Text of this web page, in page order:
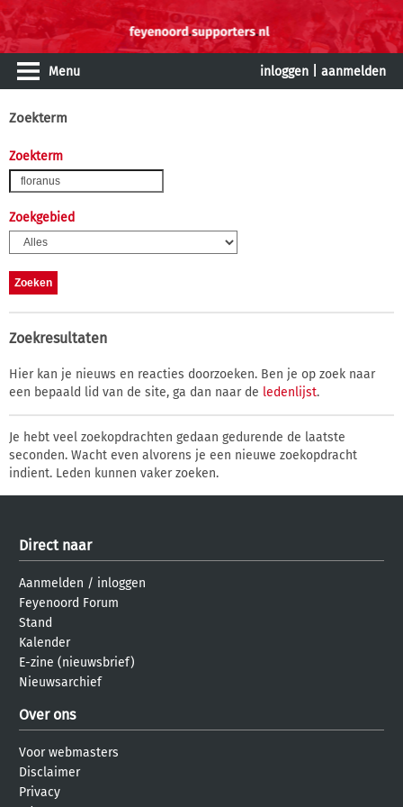
Menu inloggen aanmelden
Zoekterm
Zoekterm
Zoekgebied
Zoekresultaten
Hier kan je nieuws en reacties doorzoeken. Ben je op zoek naar
een bepaald lid van de site, ga dan naar de ledenlijst.
Je hebt veel zoekopdrachten gedaan gedurende de laatste
seconden. Wacht even alvorens je een nieuwe zoekopdracht
indient. Leden kunnen vaker zoeken.
Direct naar
Aanmelden / inloggen
Feyenoord Forum
Stand
Kalender
E-zine (nieuwsbrief)
Nieuwsarchief
Over ons
Voor webmasters
Disclaimer
Privacy